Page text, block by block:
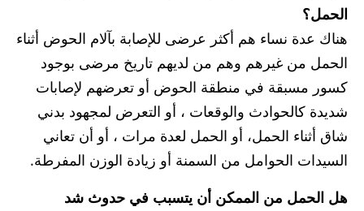
الحمل؟
هناك عدة نساء هم أكثر عرضى للإصابة بآلام الحوض أثناء
الحمل من غيرهم وهم من لديهم تاريخ مرضى بوجود
كسور مسبقة في منطقة الحوض أو تعرضهم لإصابات
شديدة كالحوادث والوقعات ، أو التعرض لمجهود بدني
شاق أثناء الحمل، أو الحمل لعدة مرات ، أو أن تعاني
السيدات الحوامل من السمنة أو زيادة الوزن المفرطة.
هل الحمل من الممكن أن يتسبب في حدوث شد